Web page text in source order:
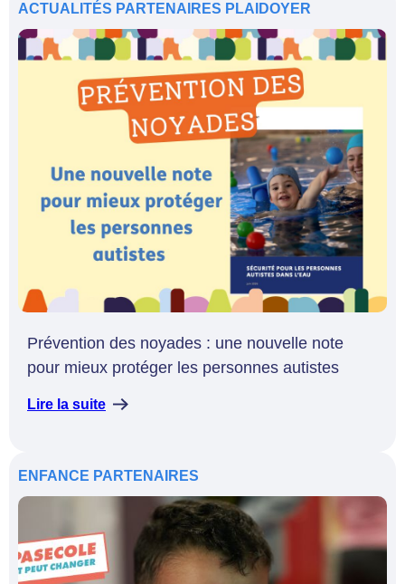
ACTUALITÉS PARTENAIRES PLAIDOYER
Prévention des noyades : une nouvelle note
pour mieux protéger les personnes autistes
Lire la suite
ENFANCE PARTENAIRES